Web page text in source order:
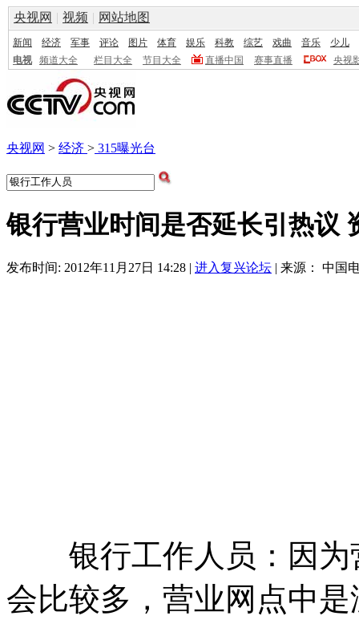
央视网 | 视频 | 网站地图
新闻 经济 军事 评论 图片 体育 娱乐 科教 综艺 戏曲 音乐
少儿
电视
频道大全 栏目大全 节目大全 直播中国 赛事直播 央视
央视网 > 经济 > 315曝光台
银行营业时间是否延长引热议
发布时间: 2012年11月27日 14:28 | 进入复兴论坛 | 来源： 中国
银行工作人员：因为
会比较多，营业网点中